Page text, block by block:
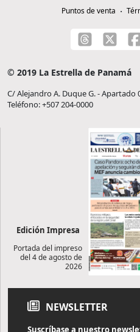
Puntos de venta
© 2019 La Estrella de Panamá
C/ Alejandro A. Duque G. - Apartado
Teléfono: +507 204-0000
Edición Impresa
Portada del impreso
del 4 de agosto de
2026
NEWSLETTER
Suscríbase a nuestro